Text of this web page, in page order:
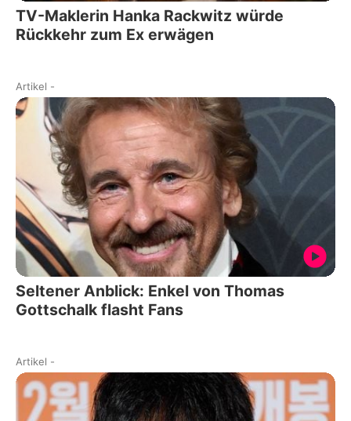
TV-Maklerin Hanka Rackwitz würde
Rückkehr zum Ex erwägen
Artikel -
Seltener Anblick: Enkel von Thomas
Gottschalk flasht Fans
Artikel -